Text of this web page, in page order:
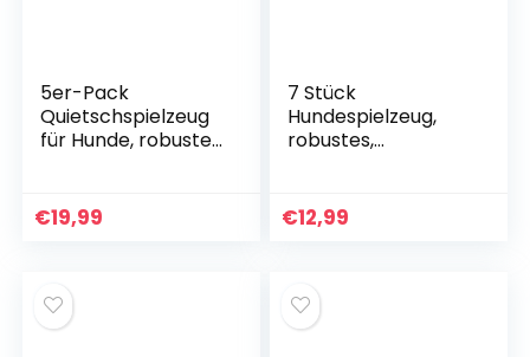
5er-Pack
Quietschspielzeug
für Hunde, robustes
ne Hunde, kuschelig
weiches
€19,99
7 Stück
Hundespielzeug,
robustes,
Seilspielzeug,
Zerrspielzeug Hund
Hunde, interaktives
Kauspielzeug, 400 g
€12,99